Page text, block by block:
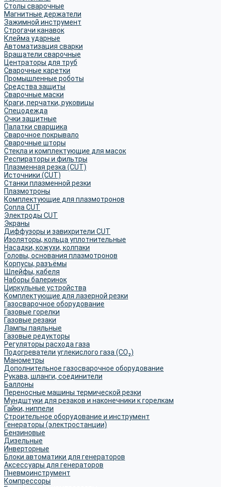
Столы сварочные
Магнитные держатели
Зажимной инструмент
Строгачи канавок
Клейма ударные
Автоматизация сварки
Вращатели сварочные
Центраторы для труб
Сварочные каретки
Промышленные роботы
Средства защиты
Сварочные маски
Краги, перчатки, руковицы
Спецодежда
Очки защитные
Палатки сварщика
Сварочное покрывало
Сварочные шторы
Стекла и комплектующие для масок
Респираторы и фильтры
Плазменная резка (CUT)
Источники (CUT)
Станки плазменной резки
Плазмотроны
Комплектующие для плазмотронов
Сопла CUT
Электроды CUT
Экраны
Диффузоры и завихрители CUT
Изоляторы, кольца уплотнительные
Насадки, кожухи, колпаки
Головы, основания плазмотронов
Корпусы, разъёмы
Шлейфы, кабеля
Наборы балеринок
Циркульные устройства
Комплектующие для лазерной резки
Газосварочное оборудование
Газовые горелки
Газовые резаки
Лампы паяльные
Газовые редукторы
Регуляторы расхода газа
Подогреватели углекислого газа (CO₂)
Манометры
Дополнительное газосварочное оборудование
Рукава, шланги, соединители
Баллоны
Переносные машины термической резки
Мундштуки для резаков и наконечники к горелкам
Гайки, ниппели
Строительное оборудование и инструмент
Генераторы (электростанции)
Бензиновые
Дизельные
Инверторные
Блоки автоматики для генераторов
Аксессуары для генераторов
Пневмоинструмент
Компрессоры